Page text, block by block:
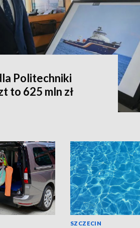
Politechniki
to 625 mln zł
SZCZECIN